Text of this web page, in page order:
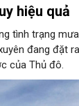
hiệu quả
tình trạng
đang đặt
của Thủ đô.